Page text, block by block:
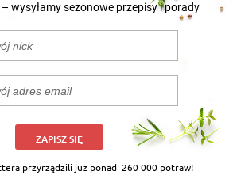
wysyłamy sezonowe przepisy i porady
ZAPISZ SIĘ
przyrządzili już ponad 260 000 potraw!